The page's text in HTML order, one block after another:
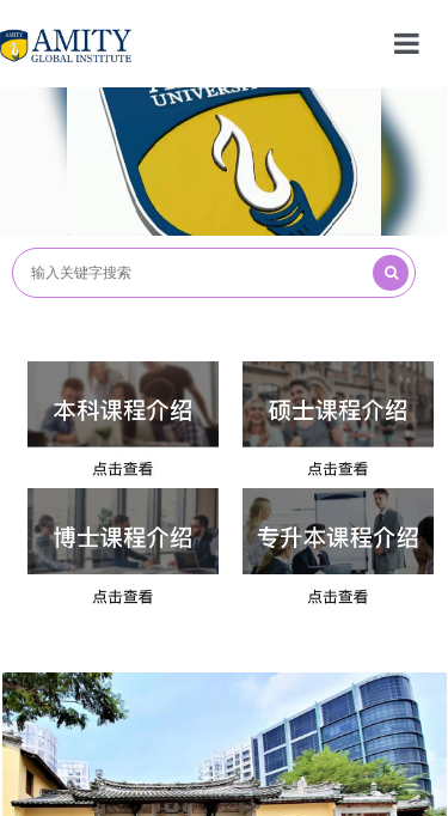
首页
课程介绍
学生生活
留学须知
在线留言
关于我们